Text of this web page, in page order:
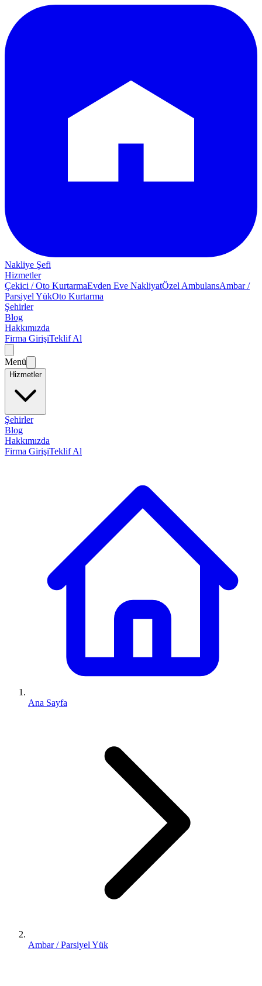
Nakliye Şefi
Hizmetler
Çekici / Oto KurtarmaEvden Eve NakliyatÖzel AmbulansAmbar /
Parsiyel YükOto Kurtarma
Şehirler
Blog
Hakkımızda
Firma GirişiTeklif Al
Menü
Hizmetler
Şehirler
Blog
Hakkımızda
Firma GirişiTeklif Al
Ana Sayfa
Ambar / Parsiyel Yük